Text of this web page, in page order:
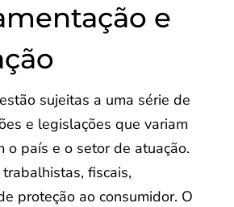
e
sujeitas a uma série de
e legislações que variam
o país e o setor de atuação.
fiscais,
proteção ao consumidor. O